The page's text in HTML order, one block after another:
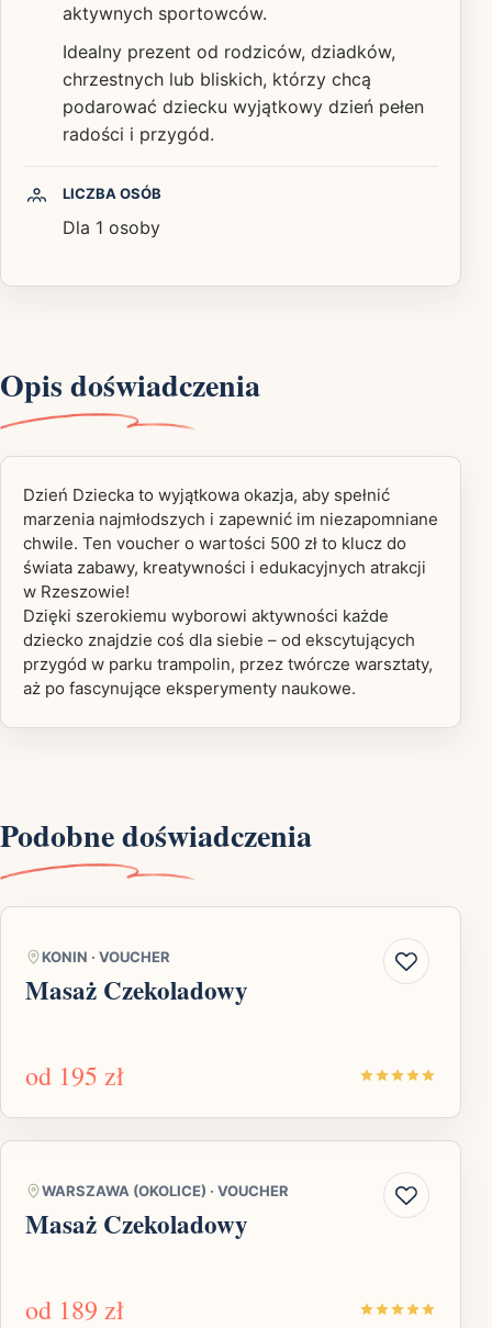
aktywnych sportowców.
Idealny prezent od rodziców, dziadków,
chrzestnych lub bliskich, którzy chcą
podarować dziecku wyjątkowy dzień pełen
radości i przygód.
LICZBA OSÓB
Dla 1 osoby
Opis doświadczenia
Dzień Dziecka to wyjątkowa okazja, aby spełnić
marzenia najmłodszych i zapewnić im niezapomniane
chwile. Ten voucher o wartości 500 zł to klucz do
świata zabawy, kreatywności i edukacyjnych atrakcji
w Rzeszowie!
Dzięki szerokiemu wyborowi aktywności każde
dziecko znajdzie coś dla siebie – od ekscytujących
przygód w parku trampolin, przez twórcze warsztaty,
aż po fascynujące eksperymenty naukowe.
Podobne doświadczenia
KONIN · VOUCHER
Masaż Czekoladowy
od 195 zł
WARSZAWA (OKOLICE) · VOUCHER
Masaż Czekoladowy
od 189 zł